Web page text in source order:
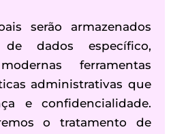
serão armazenados
dados específico,
ferramentas
administrativas que
e confidencialidade.
o tratamento de